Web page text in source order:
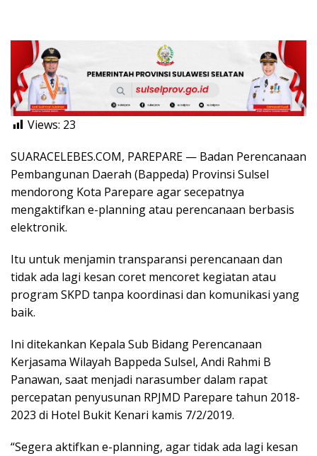
Views: 23
SUARACELEBES.COM, PAREPARE — Badan Perencanaan
Pembangunan Daerah (Bappeda) Provinsi Sulsel
mendorong Kota Parepare agar secepatnya
mengaktifkan e-planning atau perencanaan berbasis
elektronik.
Itu untuk menjamin transparansi perencanaan dan
tidak ada lagi kesan coret mencoret kegiatan atau
program SKPD tanpa koordinasi dan komunikasi yang
baik.
Ini ditekankan Kepala Sub Bidang Perencanaan
Kerjasama Wilayah Bappeda Sulsel, Andi Rahmi B
Panawan, saat menjadi narasumber dalam rapat
percepatan penyusunan RPJMD Parepare tahun 2018-
2023 di Hotel Bukit Kenari kamis 7/2/2019.
“Segera aktifkan e-planning, agar tidak ada lagi kesan